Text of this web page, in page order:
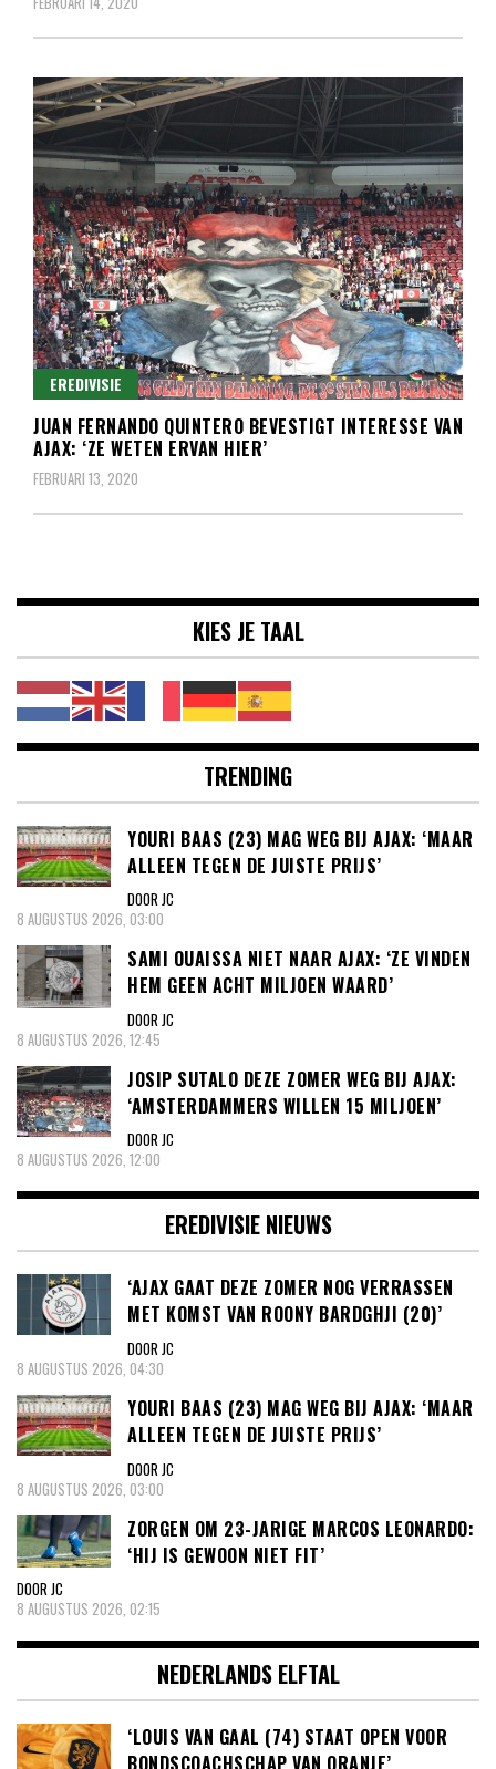
EREDIVISIE
JUAN FERNANDO QUINTERO BEVESTIGT INTERESSE VAN
AJAX: ‘ZE WETEN ERVAN HIER’
FEBRUARI 13, 2020
KIES JE TAAL
TRENDING
YOURI BAAS (23) MAG WEG BIJ AJAX: ‘MAAR
ALLEEN TEGEN DE JUISTE PRIJS’
DOOR JC
8 AUGUSTUS 2026, 03:00
SAMI OUAISSA NIET NAAR AJAX: ‘ZE VINDEN
HEM GEEN ACHT MILJOEN WAARD’
DOOR JC
8 AUGUSTUS 2026, 12:45
JOSIP SUTALO DEZE ZOMER WEG BIJ AJAX:
‘AMSTERDAMMERS WILLEN 15 MILJOEN’
DOOR JC
8 AUGUSTUS 2026, 12:00
EREDIVISIE NIEUWS
‘AJAX GAAT DEZE ZOMER NOG VERRASSEN
MET KOMST VAN ROONY BARDGHJI (20)’
DOOR JC
8 AUGUSTUS 2026, 04:30
YOURI BAAS (23) MAG WEG BIJ AJAX: ‘MAAR
ALLEEN TEGEN DE JUISTE PRIJS’
DOOR JC
8 AUGUSTUS 2026, 03:00
ZORGEN OM 23-JARIGE MARCOS LEONARDO:
‘HIJ IS GEWOON NIET FIT’
DOOR JC
8 AUGUSTUS 2026, 02:15
NEDERLANDS ELFTAL
‘LOUIS VAN GAAL (74) STAAT OPEN VOOR
BONDSCOACHSCHAP VAN ORANJE’